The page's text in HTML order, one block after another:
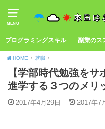
MENU
プログラミングスキル 副業のス
HOME 就職
【学部時代勉強を
進学する３つのメリ
2017年4月29日 2017年7